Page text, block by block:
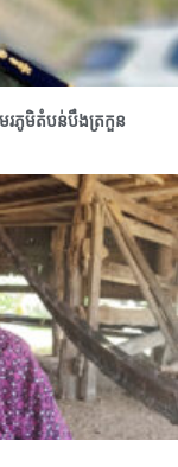
រភូមិតំបន់បឹងត្រកួន